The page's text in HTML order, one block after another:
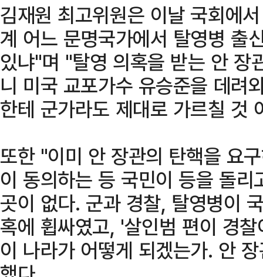
김재원 최고위원은 이날 국회에
계 어느 문명국가에서 탈영병 출
있냐"며 "탈영 의혹을 받는 안 장
니 미국 교포가수 유승준을 데려
한테 군가라도 제대로 가르칠 것
또한 "이미 안 장관의 탄핵을 요
이 동의하는 등 국민이 등을 돌
곳이 없다. 군과 경찰, 탈영병이
혹에 휩싸였고, '살인범 편이 경
이 나라가 어떻게 되겠는가. 안